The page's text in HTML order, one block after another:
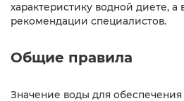
характеристику водной диете, а
рекомендации специалистов.
Общие правила
Значение воды для